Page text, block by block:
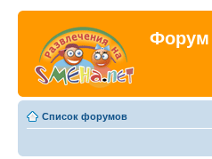
Форум
Список форумов